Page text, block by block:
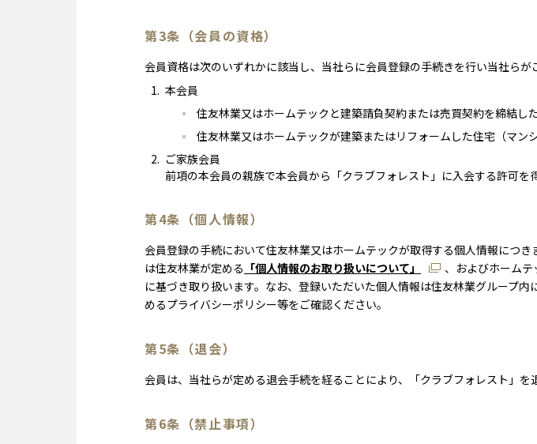
第3条（会員の資格）
会員資格は次のいずれかに該当し、当社らに会員登録の手続きを行い当社らが
本会員
住友林業又はホームテックと建築請負契約または売買契約を締結し
住友林業又はホームテックが建築またはリフォームした住宅（マン
ご家族会員
前項の本会員の親族で本会員から「クラブフォレスト」に入会する許可を
第4条（個人情報）
会員登録の手続において住友林業又はホームテックが取得する個人情報につ
は住友林業が定める 「個人情報のお取り扱いについて」 、およびホーム
に基づき取り扱います。なお、登録いただいた個人情報は住友林業グループ
めるプライバシーポリシー等をご確認ください。
第5条（退会）
会員は、当社らが定める退会手続を経ることにより、「クラブフォレスト」を
第6条（禁止事項）